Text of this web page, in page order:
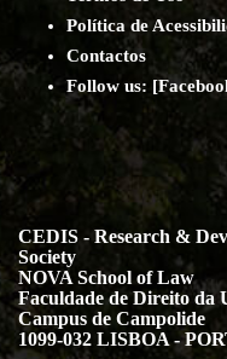
Política de
Contactos
Follow us: [
CEDIS - Research &
Society
NOVA School of Law
Faculdade de Direito da
Campus de Campolide
1099-032 LISBOA -